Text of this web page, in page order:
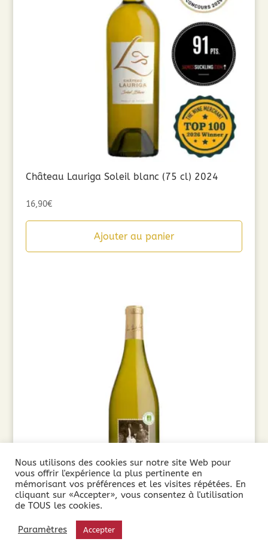
Château Lauriga Soleil blanc (75 cl) 2024
16,90€
Ajouter au panier
Paul Mas 1892 Blanc BIO (75cl) 2025
7,50€
Nous utilisons des cookies sur notre site Web pour
vous offrir l'expérience la plus pertinente en
mémorisant vos préférences et les visites répétées. En
cliquant sur «Accepter», vous consentez à l'utilisation
de TOUS les cookies.
Paramètres Accepter